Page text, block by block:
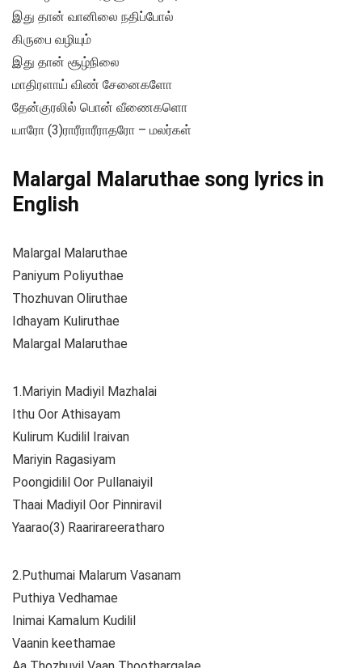
இது தான் வானிலை நதிப்போல்
கிருபை வழியும்
இது தான் சூழ்நிலை
மாதிரளாய் விண் சேனைகளோ
தேன்குரலில் பொன் வீணைகளொ
யாரோ (3)ராரீராரீராதரோ – மலர்கள்
Malargal Malaruthae song lyrics in
English
Malargal Malaruthae
Paniyum Poliyuthae
Thozhuvan Oliruthae
Idhayam Kuliruthae
Malargal Malaruthae
1.Mariyin Madiyil Mazhalai
Ithu Oor Athisayam
Kulirum Kudilil Iraivan
Mariyin Ragasiyam
Poongidilil Oor Pullanaiyil
Thaai Madiyil Oor Pinniravil
Yaarao(3) Raarirareeratharo
2.Puthumai Malarum Vasanam
Puthiya Vedhamae
Inimai Kamalum Kudilil
Vaanin keethamae